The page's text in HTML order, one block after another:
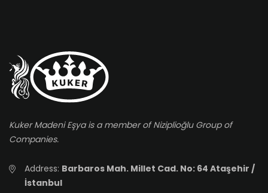
Kuker Madeni Eşya is a member of Niziplioğlu Group of
Companies.
Address: Barbaros Mah. Millet Cad. No: 64 Ataşehir /
İstanbul